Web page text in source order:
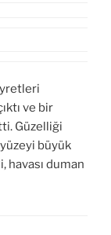
ve bir
Güzelliği
büyük
havası duman